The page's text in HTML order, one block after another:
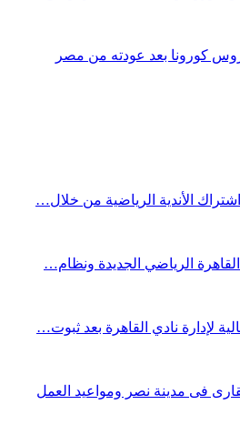
كورونا بعد عودته من مصر
الأندية الرياضية من خلال…
الرياضي الجديدة ونظام…
لإدارة نادي القاهرة بعد ثبوت…
فى مدينة نصر ومواعيد العمل